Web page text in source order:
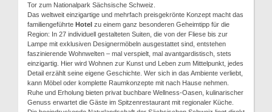
Tor zum Nationalpark Sächsische Schweiz.
Das weltweit einzigartige und mehrfach preisgekrönte Konzept macht das
familiengeführte Hotel zu einem ganz besonderen Geheimtipp für die
Region: In 27 individuell gestalteten Suiten, die von der Fliese bis zur
Lampe mit exklusiven Designermöbeln ausgestattet sind, entstehen
faszinierende Wohnwelten – mal verspielt, mal avantgardistisch, stets
einzigartig. Hier wird Wohnen zur Kunst und Leben zum Mittelpunkt, jedes
Detail erzählt seine eigene Geschichte. Wer sich in das Ambiente verliebt,
kann Möbel oder komplette Raumkonzepte mit nach Hause nehmen.
Ruhe und Erholung bieten privat buchbare Wellness-Oasen, kulinarischer
Genuss erwartet die Gäste im Spitzenrestaurant mit regionaler Küche.